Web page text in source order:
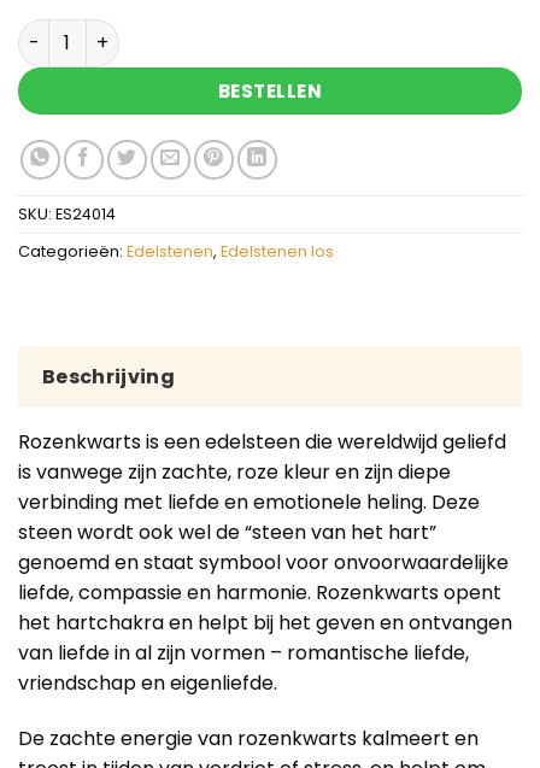
Rozenkwarts edelsteen - verpakt per 3 stuks
BESTELLEN
SKU: ES24014
Categorieën: Edelstenen, Edelstenen los
Beschrijving
Rozenkwarts is een edelsteen die wereldwijd geliefd
is vanwege zijn zachte, roze kleur en zijn diepe
verbinding met liefde en emotionele heling. Deze
steen wordt ook wel de “steen van het hart”
genoemd en staat symbool voor onvoorwaardelijke
liefde, compassie en harmonie. Rozenkwarts opent
het hartchakra en helpt bij het geven en ontvangen
van liefde in al zijn vormen – romantische liefde,
vriendschap en eigenliefde.
De zachte energie van rozenkwarts kalmeert en